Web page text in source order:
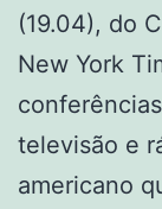
(19.04), do
New York
televisão e
americano